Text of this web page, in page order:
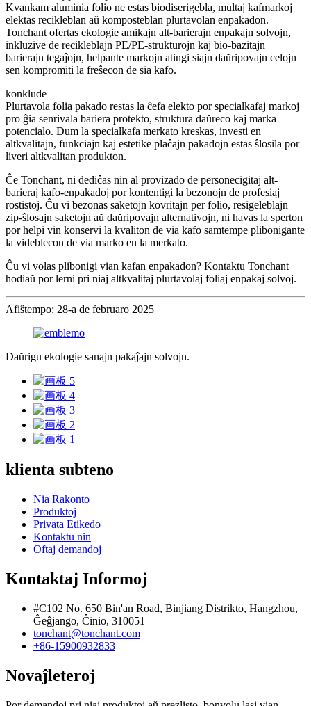
Kvankam aluminia folio ne estas biodiserigebla, multaj kafmarkoj
elektas recikleblan aŭ komposteblan plurtavolan enpakadon.
Tonchant ofertas ekologie amikajn alt-barierajn enpakajn solvojn,
inkluzive de recikleblajn PE/PE-strukturojn kaj bio-bazitajn
barierajn tegaĵojn, helpante markojn atingi siajn daŭripovajn celojn
sen kompromiti la freŝecon de sia kafo.
konklude
Plurtavola folia pakado restas la ĉefa elekto por specialkafaj markoj
pro ĝia senrivala bariera protekto, struktura daŭreco kaj marka
potencialo. Dum la specialkafa merkato kreskas, investi en
altkvalitajn, funkciajn kaj estetike plaĉajn pakadojn estas ŝlosila por
liveri altkvalitan produkton.
Ĉe Tonchant, ni dediĉas nin al provizado de personecigitaj alt-
barieraj kafo-enpakadoj por kontentigi la bezonojn de profesiaj
rostistoj. Ĉu vi bezonas saketojn kovritajn per folio, resigeleblajn
zip-ŝlosajn saketojn aŭ daŭripovajn alternativojn, ni havas la sperton
por helpi vin konservi la kvaliton de via kafo samtempe plibonigante
la videblecon de via marko en la merkato.
Ĉu vi volas plibonigi vian kafan enpakadon? Kontaktu Tonchant
hodiaŭ por lerni pri niaj altkvalitaj plurtavolaj foliaj enpakaj solvoj.
Afiŝtempo: 28-a de februaro 2025
Daŭrigu ekologie sanajn pakaĵajn solvojn.
klienta subteno
Nia Rakonto
Produktoj
Privata Etikedo
Kontaktu nin
Oftaj demandoj
Kontaktaj Informoj
#C102 No. 650 Bin'an Road, Binjiang Distrikto, Hangzhou,
Ĝeĝjango, Ĉinio, 310051
tonchant@tonchant.com
+86-15900932833
Novaĵleteroj